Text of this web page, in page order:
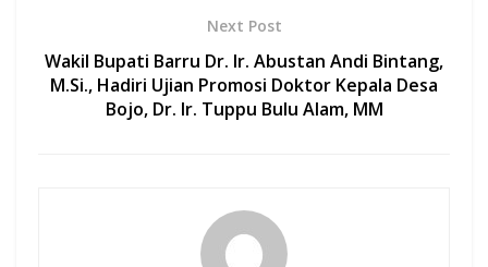
Next Post
Wakil Bupati Barru Dr. Ir. Abustan Andi Bintang,
M.Si., Hadiri Ujian Promosi Doktor Kepala Desa
Bojo, Dr. Ir. Tuppu Bulu Alam, MM